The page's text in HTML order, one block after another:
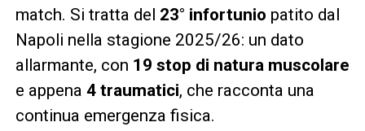
match. Si tratta del 23° infortunio patito dal
Napoli nella stagione 2025/26: un dato
allarmante, con 19 stop di natura muscolare
e appena 4 traumatici, che racconta una
continua emergenza fisica.